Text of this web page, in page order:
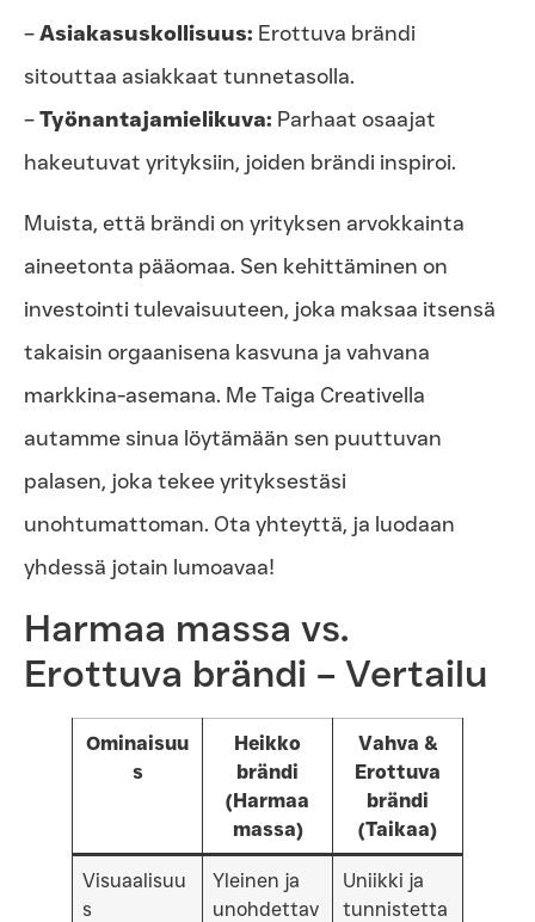
–Asiakasuskollisuus: Erottuva brändi
sitouttaa asiakkaat tunnetasolla.
–Työnantajamielikuva: Parhaat osaajat
hakeutuvat yrityksiin, joiden brändi inspiroi.
Muista, että brändi on yrityksen arvokkainta
aineetonta pääomaa. Sen kehittäminen on
investointi tulevaisuuteen, joka maksaa itsensä
takaisin orgaanisena kasvuna ja vahvana
markkina-asemana. Me Taiga Creativella
autamme sinua löytämään sen puuttuvan
palasen, joka tekee yrityksestäsi
unohtumattoman. Ota yhteyttä, ja luodaan
yhdessä jotain lumoavaa!
Harmaa massa vs.
Erottuva brändi – Vertailu
Ominaisuu
s
Heikko
brändi
(Harmaa
massa)
Vahva &
Erottuva
brändi
(Taikaa)
Visuaalisuu
s
Yleinen ja
unohdettav
Uniikki ja
tunnistetta